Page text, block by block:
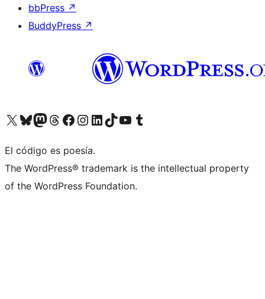
bbPress ↗
BuddyPress ↗
Visit our X (formerly Twitter) account
Visit our Bluesky account
Visit our Mastodon account
Visit our Threads account
Visita nuestra página de Facebook
Visita nuestra cuenta de Instagram
Visita nuestra cuenta de LinkedIn
Visit our TikTok account
Visita nuestro canal de YouTube
Visit our Tumblr account
El código es poesía.
The WordPress® trademark is the intellectual property
of the WordPress Foundation.